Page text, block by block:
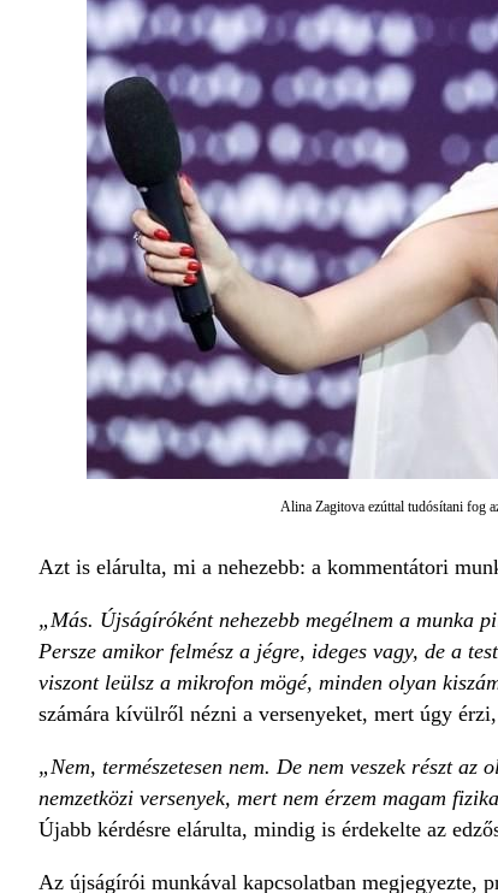
Alina Zagitova ezúttal tudósítani fog
Azt is elárulta, mi a nehezebb: a kommentátori
„Más. Újságíróként nehezebb megélnem a munka
Persze amikor felmész a jégre, ideges vagy, de a
viszont leülsz a mikrofon mögé, minden olyan
számára kívülről nézni a versenyeket, mert úgy
„Nem, természetesen nem. De nem veszek részt
nemzetközi versenyek, mert nem érzem magam
Újabb kérdésre elárulta, mindig is érdekelte az
Az újságírói munkával kapcsolatban megjegyezte,